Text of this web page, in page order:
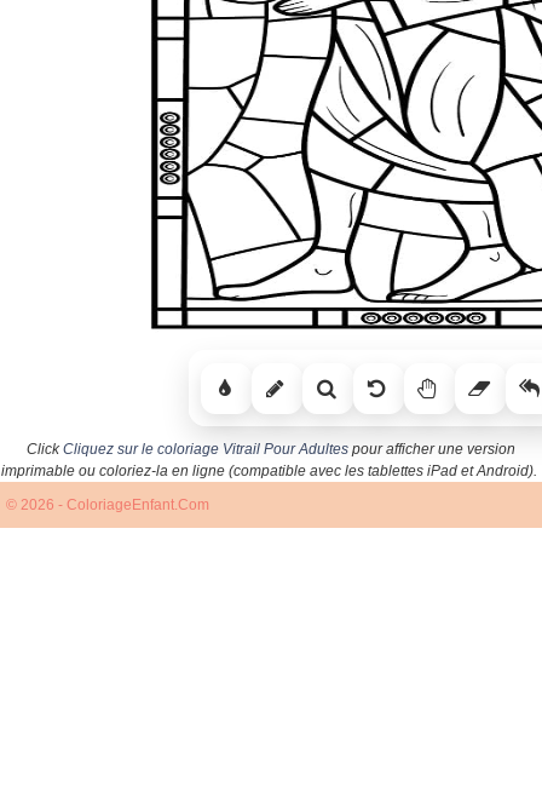
ClickCliquez sur le coloriage Vitrail Pour Adultes pour afficher une version
imprimable ou coloriez-la en ligne (compatible avec les tablettes iPad et Android).
© 2026 - ColoriageEnfant.Com